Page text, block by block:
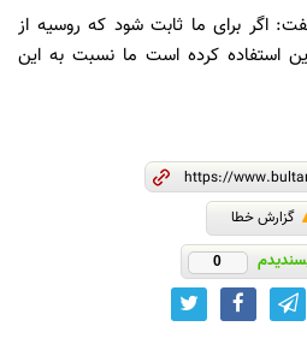
اگر برای ما ثابت شود که روسیه از
استفاده کرده است ما نسبت به این
گزارش خطا
0